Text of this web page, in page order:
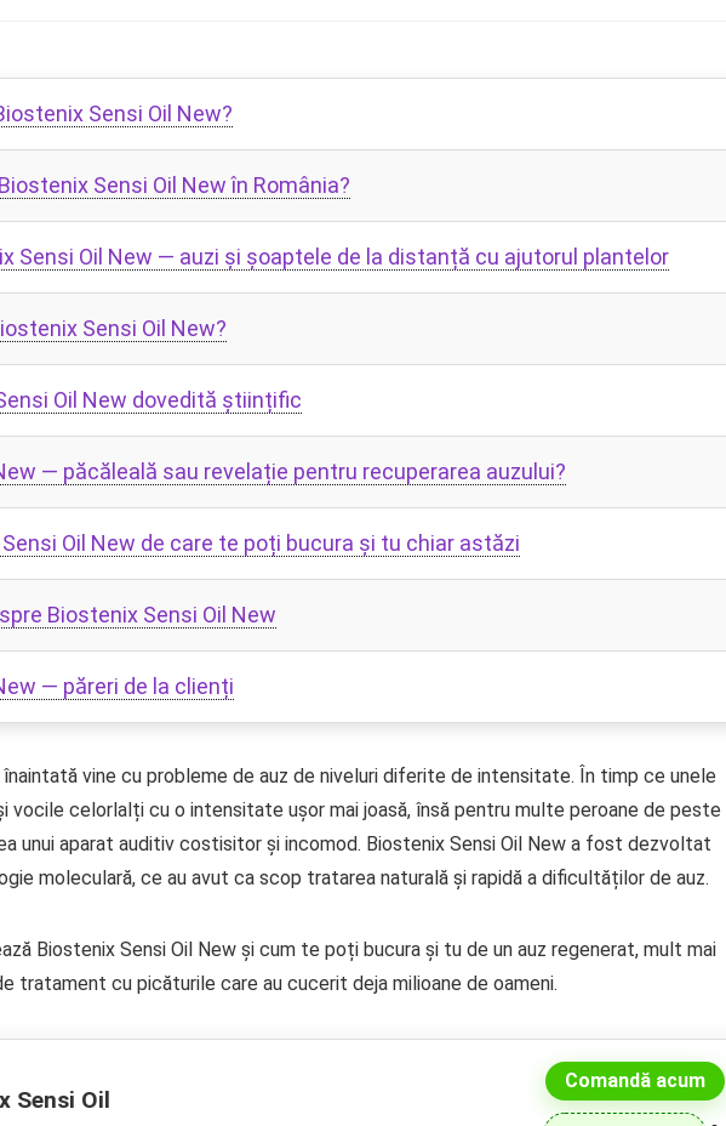
Sensi Oil New?
Sensi Oil New în România?
Sensi Oil New — auzi și șoaptele de la distanță cu ajutorul plantelor
Sensi Oil New?
Oil New dovedită științific
— păcăleală sau revelație pentru recuperarea auzului?
Oil New de care te poți bucura și tu chiar astăzi
Biostenix Sensi Oil New
— păreri de la clienți
vine cu probleme de auz de niveluri diferite de intensitate. În timp ce unele
vocile celorlalți cu o intensitate ușor mai joasă, însă pentru multe peroane de peste
unui aparat auditiv costisitor și incomod. Biostenix Sensi Oil New a fost dezvoltat
moleculară, ce au avut ca scop tratarea naturală și rapidă a dificultăților de auz.
Biostenix Sensi Oil New și cum te poți bucura și tu de un auz regenerat, mult mai
tratament cu picăturile care au cucerit deja milioane de oameni.
Sensi Oil
Comandă acum